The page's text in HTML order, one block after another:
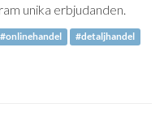
unika erbjudanden.
#onlinehandel #detaljhandel